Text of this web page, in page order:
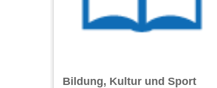
Bildung, Kultur und Sport